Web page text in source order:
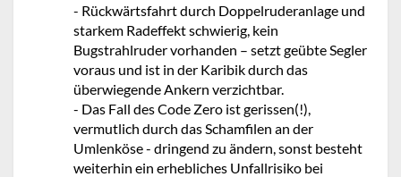
- Rückwärtsfahrt durch Doppelruderanlage und
starkem Radeffekt schwierig, kein
Bugstrahlruder vorhanden – setzt geübte Segler
voraus und ist in der Karibik durch das
überwiegende Ankern verzichtbar.
- Das Fall des Code Zero ist gerissen(!),
vermutlich durch das Schamfilen an der
Umlenköse - dringend zu ändern, sonst besteht
weiterhin ein erhebliches Unfallrisiko bei